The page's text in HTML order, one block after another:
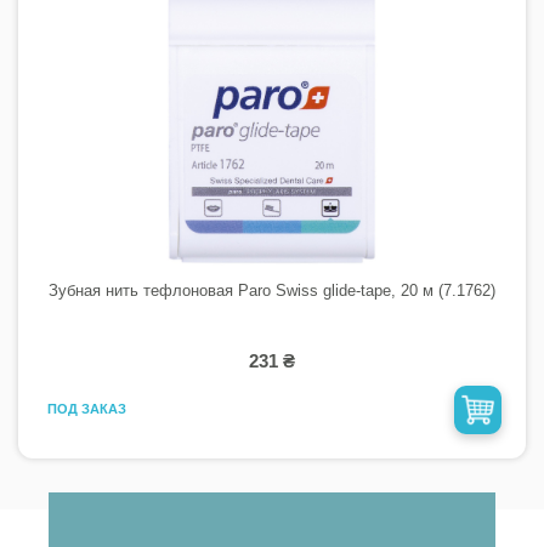
Зубная нить тефлоновая Paro Swiss glide-tape, 20 м (7.1762)
231 ₴
ПОД ЗАКАЗ